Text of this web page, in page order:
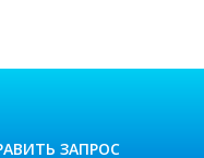
ЗАПРОС